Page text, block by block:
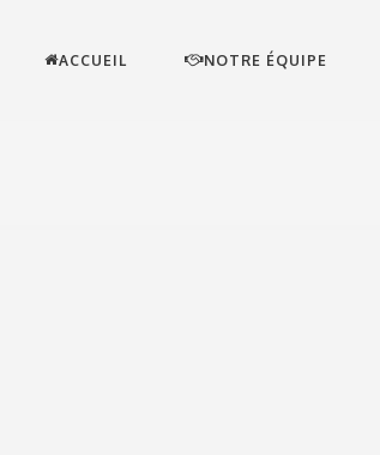
ACCUEIL NOTRE ÉQUIPE